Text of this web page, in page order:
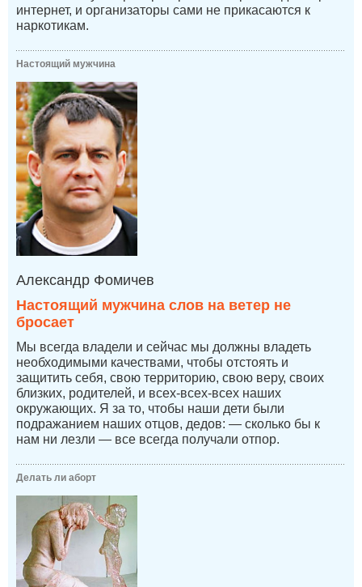
интернет, и организаторы сами не прикасаются к
наркотикам.
Настоящий мужчина
Александр Фомичев
Настоящий мужчина слов на ветер не
бросает
Мы всегда владели и сейчас мы должны владеть
необходимыми качествами, чтобы отстоять и
защитить себя, свою территорию, свою веру, своих
близких, родителей, и всех-всех-всех наших
окружающих. Я за то, чтобы наши дети были
подражанием наших отцов, дедов: — сколько бы к
нам ни лезли — все всегда получали отпор.
Делать ли аборт